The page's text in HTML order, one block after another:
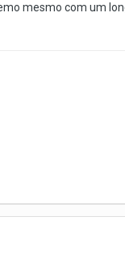
mesmo com um